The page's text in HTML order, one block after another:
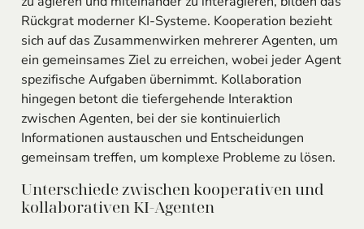
Rückgrat moderner KI-Systeme. Kooperation bezieht
sich auf das Zusammenwirken mehrerer Agenten, um
ein gemeinsames Ziel zu erreichen, wobei jeder Agent
spezifische Aufgaben übernimmt. Kollaboration
hingegen betont die tiefergehende Interaktion
zwischen Agenten, bei der sie kontinuierlich
Informationen austauschen und Entscheidungen
gemeinsam treffen, um komplexe Probleme zu lösen.
Unterschiede zwischen kooperativen und
kollaborativen KI-Agenten